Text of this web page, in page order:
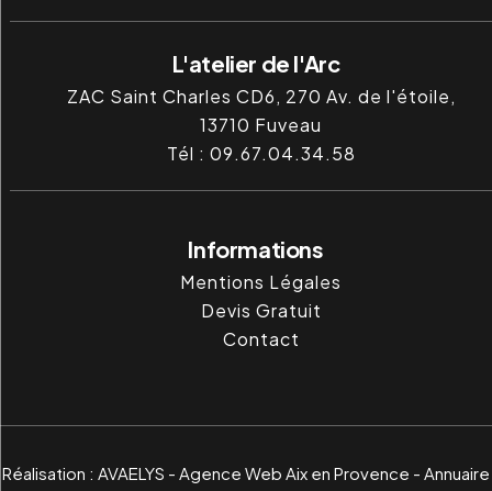
L'atelier de l'Arc
ZAC Saint Charles CD6, 270 Av. de l'étoile,
13710 Fuveau
Tél : 09.67.04.34.58
Informations
Mentions Légales
Devis Gratuit
Contact
Réalisation : AVAELYS - Agence Web Aix en Provence - Annuaire